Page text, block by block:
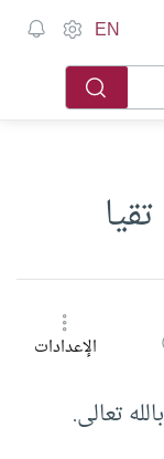
EN
حجم الخطالإعدادات
تعالى.